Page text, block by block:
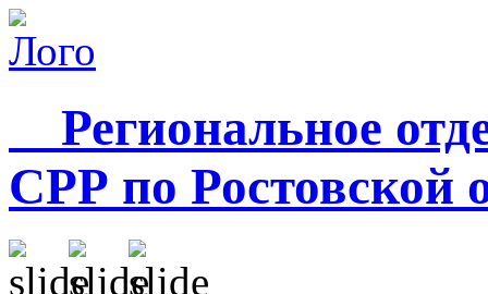
Региональное
СРР по Ростовской